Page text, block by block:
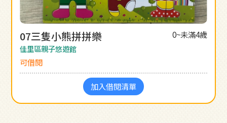
07三隻小熊拼拼樂 0~未滿4歲
佳里區親子悠遊館
可借閱
加入借閱清單